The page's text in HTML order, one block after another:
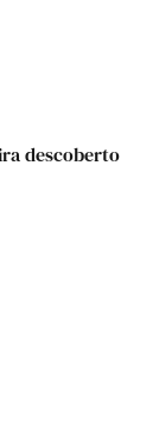
descoberto